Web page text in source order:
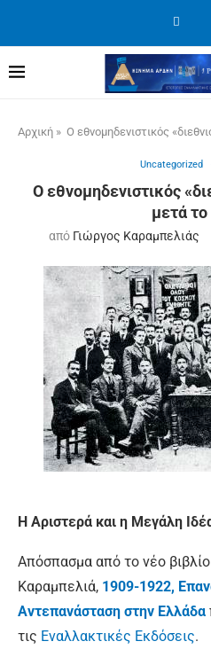
Αρχική » Ο εθνομηδενιστικός
Uncategorized
Ο εθνομηδενιστικός
μετά
από Γιώργος Καραμπελιάς
Η Αριστερά και η Μεγάλη
Απόσπασμα από το νέο
Καραμπελιά, 1909-1922,
Αντεπανάσταση στην Ελλάδα
τις Εναλλακτικές Εκδόσεις.